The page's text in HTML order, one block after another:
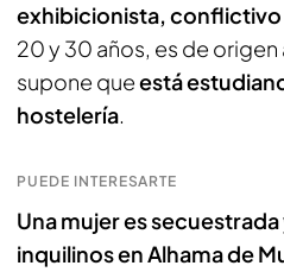
exhibicionista, conflictivo
20 y 30 años, es de
supone queestá
hostelería.
PUEDE INTERESARTE
Una mujer es
inquilinos en Alhama de